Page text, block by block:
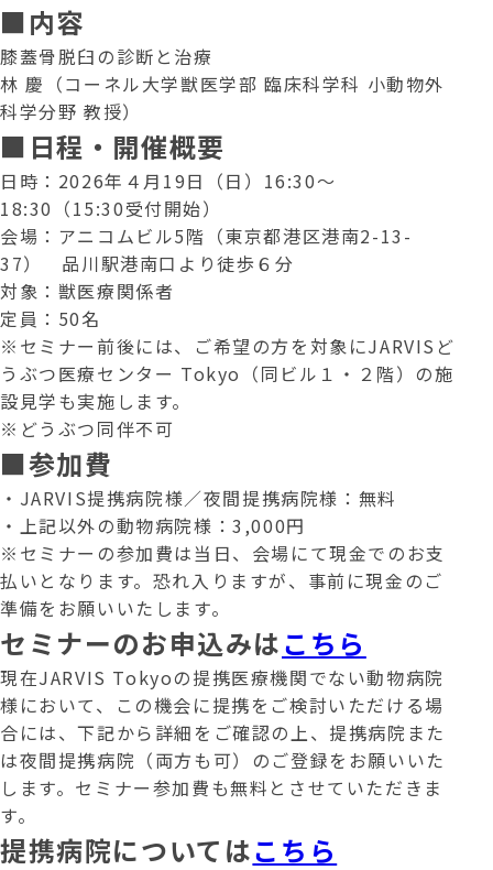
アクセス ACCESS
採用情報 RECRUIT
実習・見学応募 (学生向け)
利用規約・プライバシーポリシー
勧誘方針
■内容
膝蓋骨脱臼の診断と治療
林 慶（コーネル大学獣医学部 臨床科学科 小動物外
科学分野 教授）
■日程・開催概要
日時：2026年４月19日（日）16:30～
18:30（15:30受付開始）
会場：アニコムビル5階（東京都港区港南2-13-
37） 品川駅港南口より徒歩６分
対象：獣医療関係者
定員：50名
※セミナー前後には、ご希望の方を対象にJARVISど
うぶつ医療センター Tokyo（同ビル１・２階）の施
設見学も実施します。
※どうぶつ同伴不可
■参加費
・JARVIS提携病院様／夜間提携病院様：無料
・上記以外の動物病院様：3,000円
※セミナーの参加費は当日、会場にて現金でのお支
払いとなります。恐れ入りますが、事前に現金のご
準備をお願いいたします。
セミナーのお申込みはこちら
現在JARVIS Tokyoの提携医療機関でない動物病院
様において、この機会に提携をご検討いただける場
合には、下記から詳細をご確認の上、提携病院また
は夜間提携病院（両方も可）のご登録をお願いいた
します。セミナー参加費も無料とさせていただきま
す。
提携病院についてはこちら